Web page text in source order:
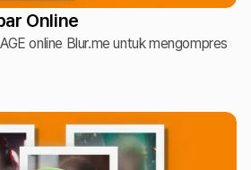
Online
online Blur.me untuk mengompres